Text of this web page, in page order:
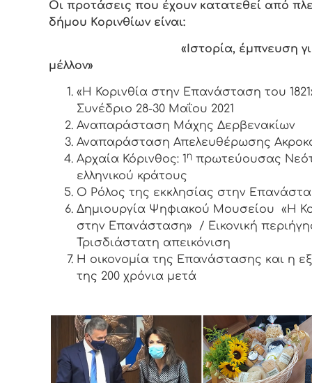
Οι προτάσεις που έχουν κατατεθεί από
δήμου Κορινθίων είναι:
«Ιστορία, έμπνευση
μέλλον»
«Η Κορινθία στην Επανάσταση του
Συνέδριο 28-30 Μαΐου 2021
Αναπαράσταση Μάχης Δερβενακίων
Αναπαράσταση Απελευθέρωσης
Αρχαία Κόρινθος: 1 η πρωτεύουσας
ελληνικού κράτους
Ο Ρόλος της εκκλησίας στην
Δημιουργία Ψηφιακού Μουσείου «Η
στην Επανάσταση» / Εικονική
Τρισδιάστατη απεικόνιση
Η οικονομία της Επανάστασης και η
της 200 χρόνια μετά